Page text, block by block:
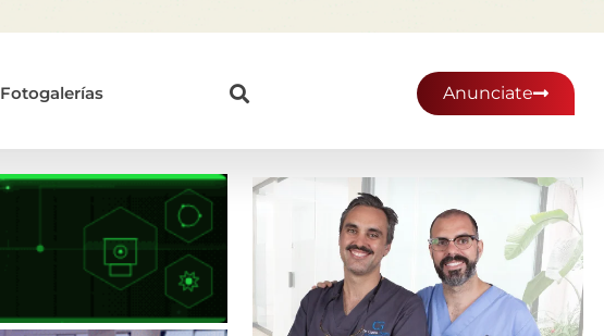
Fotogalerías Anunciate